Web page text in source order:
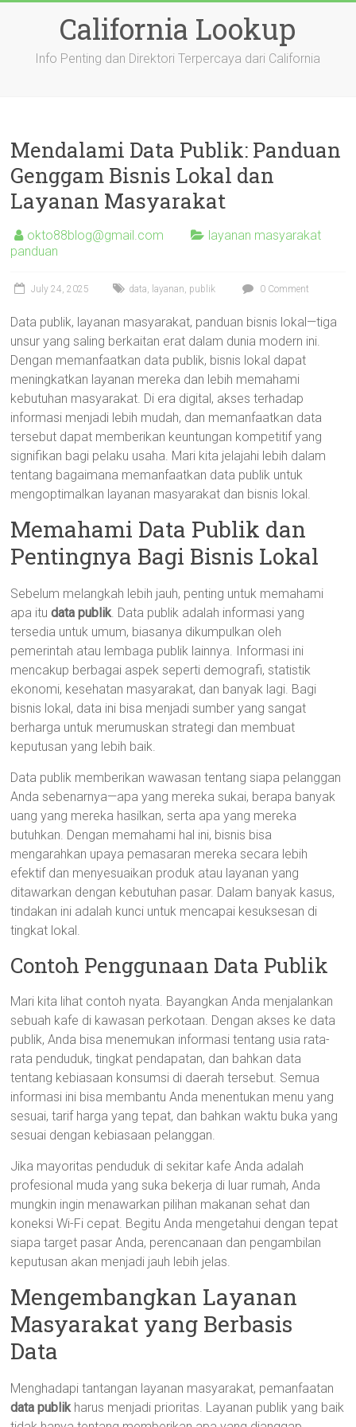
California Lookup
Info Penting dan Direktori Terpercaya dari California
Mendalami Data Publik: Panduan
Genggam Bisnis Lokal dan
Layanan Masyarakat
okto88blog@gmail.com
layanan masyarakat
panduan
July 24, 2025 data, layanan, publik 0 Comment
Data publik, layanan masyarakat, panduan bisnis lokal—tiga
unsur yang saling berkaitan erat dalam dunia modern ini.
Dengan memanfaatkan data publik, bisnis lokal dapat
meningkatkan layanan mereka dan lebih memahami
kebutuhan masyarakat. Di era digital, akses terhadap
informasi menjadi lebih mudah, dan memanfaatkan data
tersebut dapat memberikan keuntungan kompetitif yang
signifikan bagi pelaku usaha. Mari kita jelajahi lebih dalam
tentang bagaimana memanfaatkan data publik untuk
mengoptimalkan layanan masyarakat dan bisnis lokal.
Memahami Data Publik dan
Pentingnya Bagi Bisnis Lokal
Sebelum melangkah lebih jauh, penting untuk memahami
apa itudata publik. Data publik adalah informasi yang
tersedia untuk umum, biasanya dikumpulkan oleh
pemerintah atau lembaga publik lainnya. Informasi ini
mencakup berbagai aspek seperti demografi, statistik
ekonomi, kesehatan masyarakat, dan banyak lagi. Bagi
bisnis lokal, data ini bisa menjadi sumber yang sangat
berharga untuk merumuskan strategi dan membuat
keputusan yang lebih baik.
Data publik memberikan wawasan tentang siapa pelanggan
Anda sebenarnya—apa yang mereka sukai, berapa banyak
uang yang mereka hasilkan, serta apa yang mereka
butuhkan. Dengan memahami hal ini, bisnis bisa
mengarahkan upaya pemasaran mereka secara lebih
efektif dan menyesuaikan produk atau layanan yang
ditawarkan dengan kebutuhan pasar. Dalam banyak kasus,
tindakan ini adalah kunci untuk mencapai kesuksesan di
tingkat lokal.
Contoh Penggunaan Data Publik
Mari kita lihat contoh nyata. Bayangkan Anda menjalankan
sebuah kafe di kawasan perkotaan. Dengan akses ke data
publik, Anda bisa menemukan informasi tentang usia rata-
rata penduduk, tingkat pendapatan, dan bahkan data
tentang kebiasaan konsumsi di daerah tersebut. Semua
informasi ini bisa membantu Anda menentukan menu yang
sesuai, tarif harga yang tepat, dan bahkan waktu buka yang
sesuai dengan kebiasaan pelanggan.
Jika mayoritas penduduk di sekitar kafe Anda adalah
profesional muda yang suka bekerja di luar rumah, Anda
mungkin ingin menawarkan pilihan makanan sehat dan
koneksi Wi-Fi cepat. Begitu Anda mengetahui dengan tepat
siapa target pasar Anda, perencanaan dan pengambilan
keputusan akan menjadi jauh lebih jelas.
Mengembangkan Layanan
Masyarakat yang Berbasis
Data
Menghadapi tantangan layanan masyarakat, pemanfaatan
data publikharus menjadi prioritas. Layanan publik yang baik